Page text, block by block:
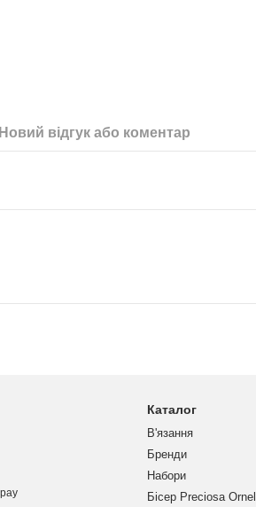
Новий відгук або коментар
Каталог
В'язання
Бренди
Набори
Бісер Preciosa